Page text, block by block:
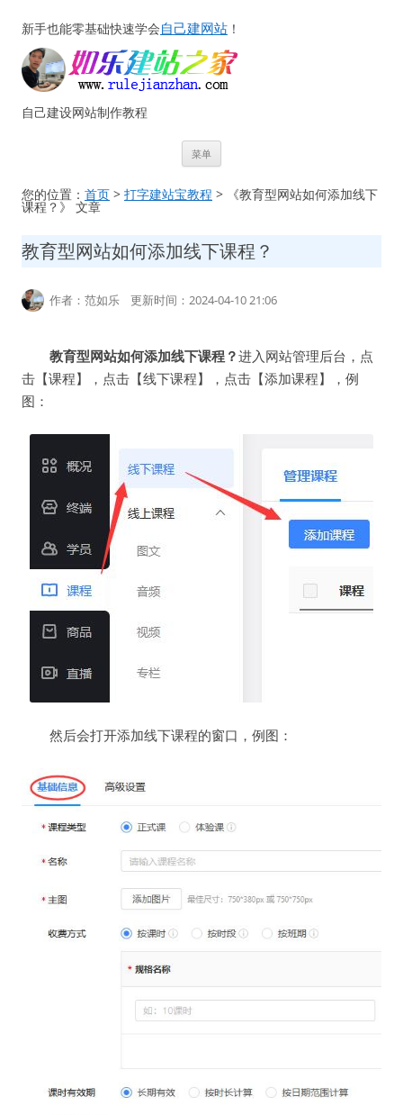
新手也能零基础快速学会自己建网站 ！
自己建设网站制作教程
菜单
您的位置： 首页 > 打字建站宝教程 > 《教育型网站如何添加线下
课程？》 文章
教育型网站如何添加线下课程？
作者：范如乐 更新时间：2024-04-10 21:06
教育型网站如何添加线下课程？进入网站管理后台，点
击【课程】，点击【线下课程】，点击【添加课程】，例
图：
然后会打开添加线下课程的窗口，例图：